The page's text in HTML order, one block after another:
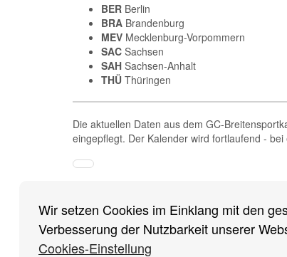
Wir setzen Cookies im Einklang mit den
Verbesserung der Nutzbarkeit unserer
Cookies-Einstellung
BER Berlin
BRA Brandenburg
MEV Mecklenburg-Vorpommern
SAC Sachsen
SAH Sachsen-Anhalt
THÜ Thüringen
Die aktuellen Daten aus dem GC-
eingepflegt. Der Kalender wird fortlaufend -
Nachrichten
Nachrichten
2026
Nachrichten 2025
Nachrichten 2024
Nachrichten 2023
Rückblick
Saison 2020
Saison 2018